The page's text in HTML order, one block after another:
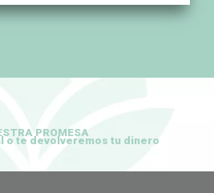
PROMESA
o te devolveremos tu dinero